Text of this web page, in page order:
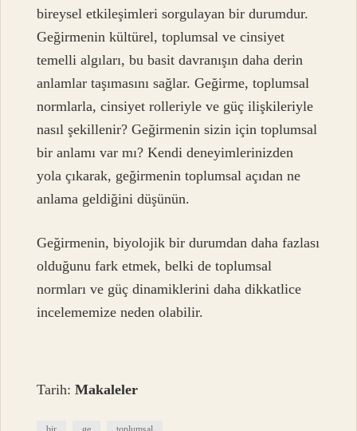
bireysel etkileşimleri sorgulayan bir durumdur.
Geğirmenin kültürel, toplumsal ve cinsiyet
temelli algıları, bu basit davranışın daha derin
anlamlar taşımasını sağlar. Geğirme, toplumsal
normlarla, cinsiyet rolleriyle ve güç ilişkileriyle
nasıl şekillenir? Geğirmenin sizin için toplumsal
bir anlamı var mı? Kendi deneyimlerinizden
yola çıkarak, geğirmenin toplumsal açıdan ne
anlama geldiğini düşünün.
Geğirmenin, biyolojik bir durumdan daha fazlası
olduğunu fark etmek, belki de toplumsal
normları ve güç dinamiklerini daha dikkatlice
incelememize neden olabilir.
Tarih:Makaleler